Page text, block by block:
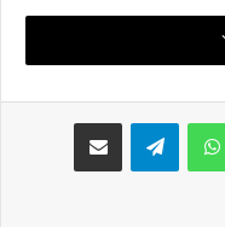
واتساب تيلقرام مشاركة عبر البريد